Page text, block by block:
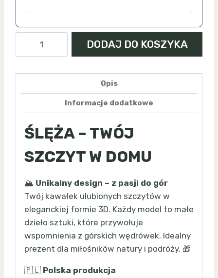
DODAJ DO KOSZYKA
Opis
Informacje dodatkowe
ŚLĘŻA – TWÓJ
SZCZYT W DOMU
🏔️ Unikalny design – z pasji do gór
Twój kawałek ulubionych szczytów w
eleganckiej formie 3D. Każdy model to małe
dzieło sztuki, które przywołuje
wspomnienia z górskich wędrówek. Idealny
prezent dla miłośników natury i podróży. 🎁
🇵🇱 Polska produkcja